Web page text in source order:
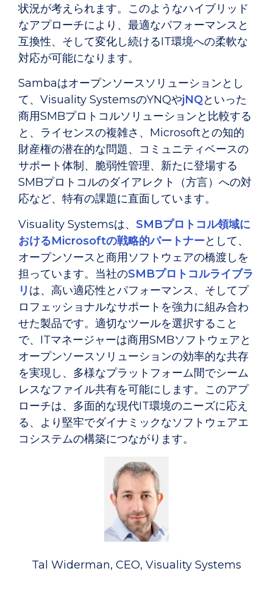
状況が考えられます。このようなハイブリッド
なアプローチにより、最適なパフォーマンスと
互換性、そして変化し続けるIT環境への柔軟な
対応が可能になります。
Sambaはオープンソースソリューションとし
て、Visuality SystemsのYNQやjNQといった
商用SMBプロトコルソリューションと比較する
と、ライセンスの複雑さ、Microsoftとの知的
財産権の潜在的な問題、コミュニティベースの
サポート体制、脆弱性管理、新たに登場する
SMBプロトコルのダイアレクト（方言）への対
応など、特有の課題に直面しています。
Visuality Systemsは、 SMBプロトコル領域に
おけるMicrosoftの戦略的パートナーとして、
オープンソースと商用ソフトウェアの橋渡しを
担っています。当社のSMBプロトコルライブラ
リ は、高い適応性とパフォーマンス、そしてプ
ロフェッショナルなサポートを強力に組み合わ
せた製品です。適切なツールを選択すること
で、ITマネージャーは商用SMBソフトウェアと
オープンソースソリューションの効率的な共存
を実現し、多様なプラットフォーム間でシーム
レスなファイル共有を可能にします。このアプ
ローチは、多面的な現代IT環境のニーズに応え
る、より堅牢でダイナミックなソフトウェアエ
コシステムの構築につながります。
Tal Widerman, CEO, Visuality Systems